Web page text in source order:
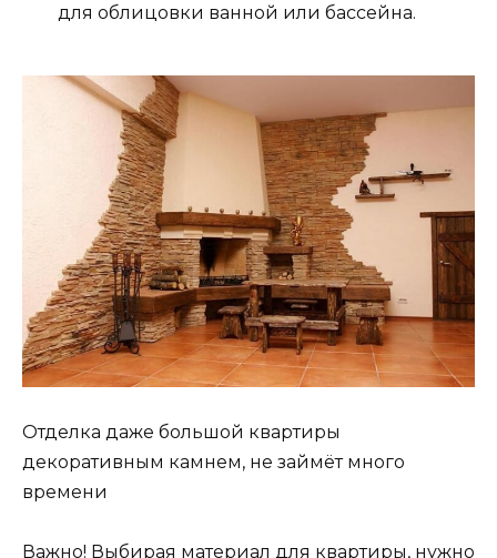
для облицовки ванной или бассейна.
Отделка даже большой квартиры
декоративным камнем, не займёт много
времени
Важно! Выбирая материал для квартиры, нужно